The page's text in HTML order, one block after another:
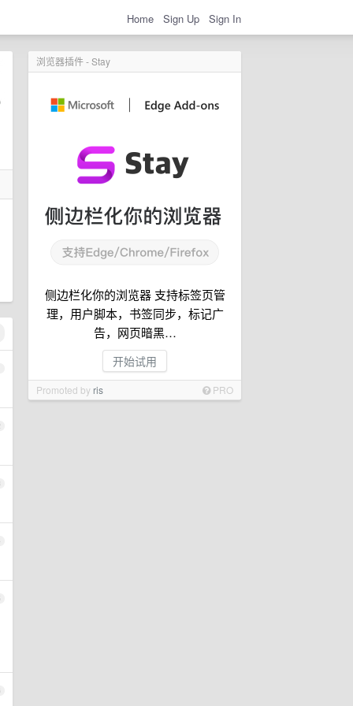
Home Sign Up Sign In
浏览器插件 - Stay
侧边栏化你的浏览器 支持标签页管
理，用户脚本，书签同步，标记广
告，网页暗黑…
开始试用
Promoted by ris PRO